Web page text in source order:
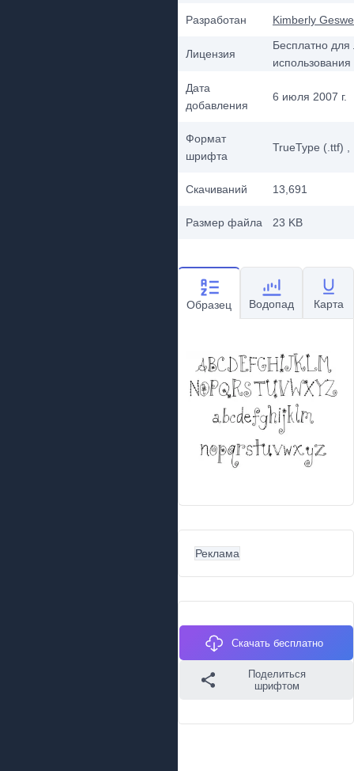
Разработан Kimberly
Лицензия
Бесплатно для
использования
Дата
добавления
6 июля 2007 г.
Формат
шрифта
TrueType (.ttf)
Скачиваний 13,691
Размер файла 23 KB
Образец Водопад Карта
Реклама
Скачать бесплатно
Поделиться
шрифтом